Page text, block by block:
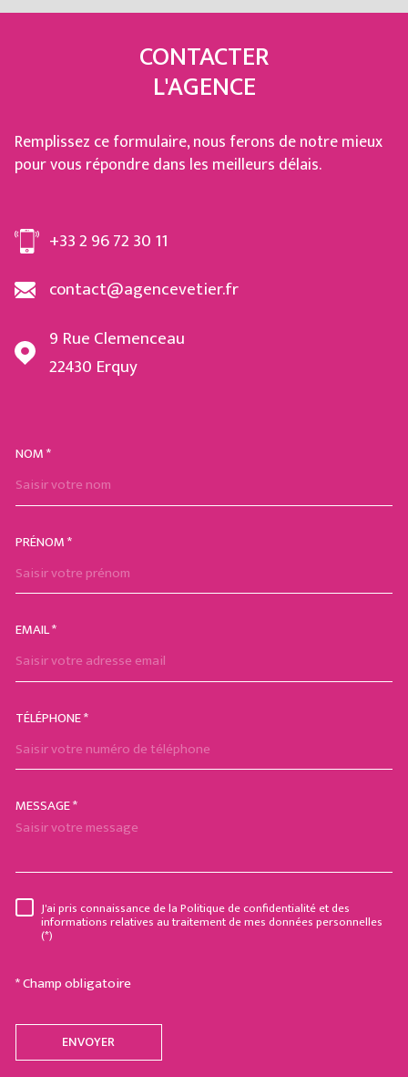
CONTACTER
L'AGENCE
Remplissez ce formulaire, nous ferons de notre mieux
pour vous répondre dans les meilleurs délais.
+33 2 96 72 30 11
contact@agencevetier.fr
9 Rue Clemenceau
22430 Erquy
NOM *
PRÉNOM *
EMAIL *
TÉLÉPHONE *
MESSAGE *
RÈGLEMENTATION
J'ai pris connaissance de la Politique de confidentialité et des
informations relatives au traitement de mes données personnelles
(*)
* Champ obligatoire
ENVOYER